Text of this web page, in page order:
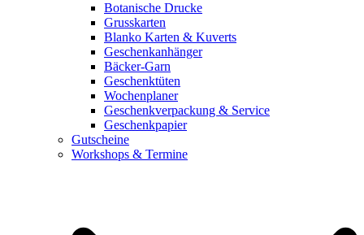
Botanische Drucke
Grusskarten
Blanko Karten & Kuverts
Geschenkanhänger
Bäcker-Garn
Geschenktüten
Wochenplaner
Geschenkverpackung & Service
Geschenkpapier
Gutscheine
Workshops & Termine